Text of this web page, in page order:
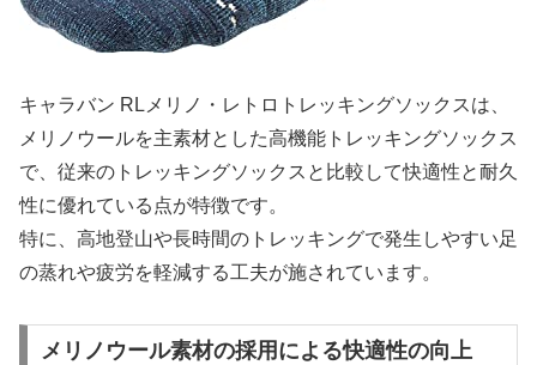
キャラバン RLメリノ・レトロトレッキングソックスは、
メリノウールを主素材とした高機能トレッキングソックス
で、従来のトレッキングソックスと比較して快適性と耐久
性に優れている点が特徴です。
特に、高地登山や長時間のトレッキングで発生しやすい足
の蒸れや疲労を軽減する工夫が施されています。
メリノウール素材の採用による快適性の向上